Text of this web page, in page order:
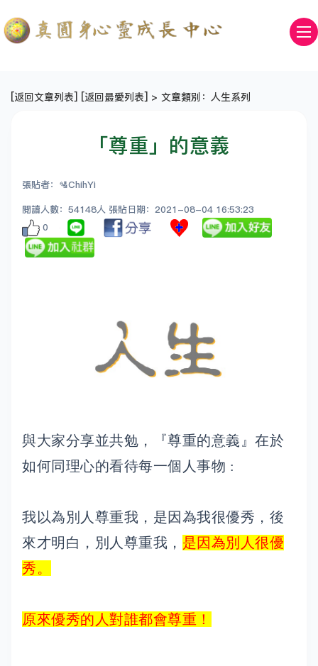
[返回文章列表] [返回最愛列表] > 文章類別：人生系列
「尊重」的意義
張貼者：🛂ChihYi
閱讀人數：54148人 張貼日期：2021-08-04 16:53:23
0
與大家分享並共勉，『尊重的意義』在於
如何同理心的看待每一個人事物 :
我以為別人尊重我，是因為我很優秀，後
來才明白，別人尊重我， 是因為別人很優
秀。
原來優秀的人對誰都會尊重！